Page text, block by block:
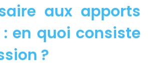
aux apports
: en quoi consiste
?